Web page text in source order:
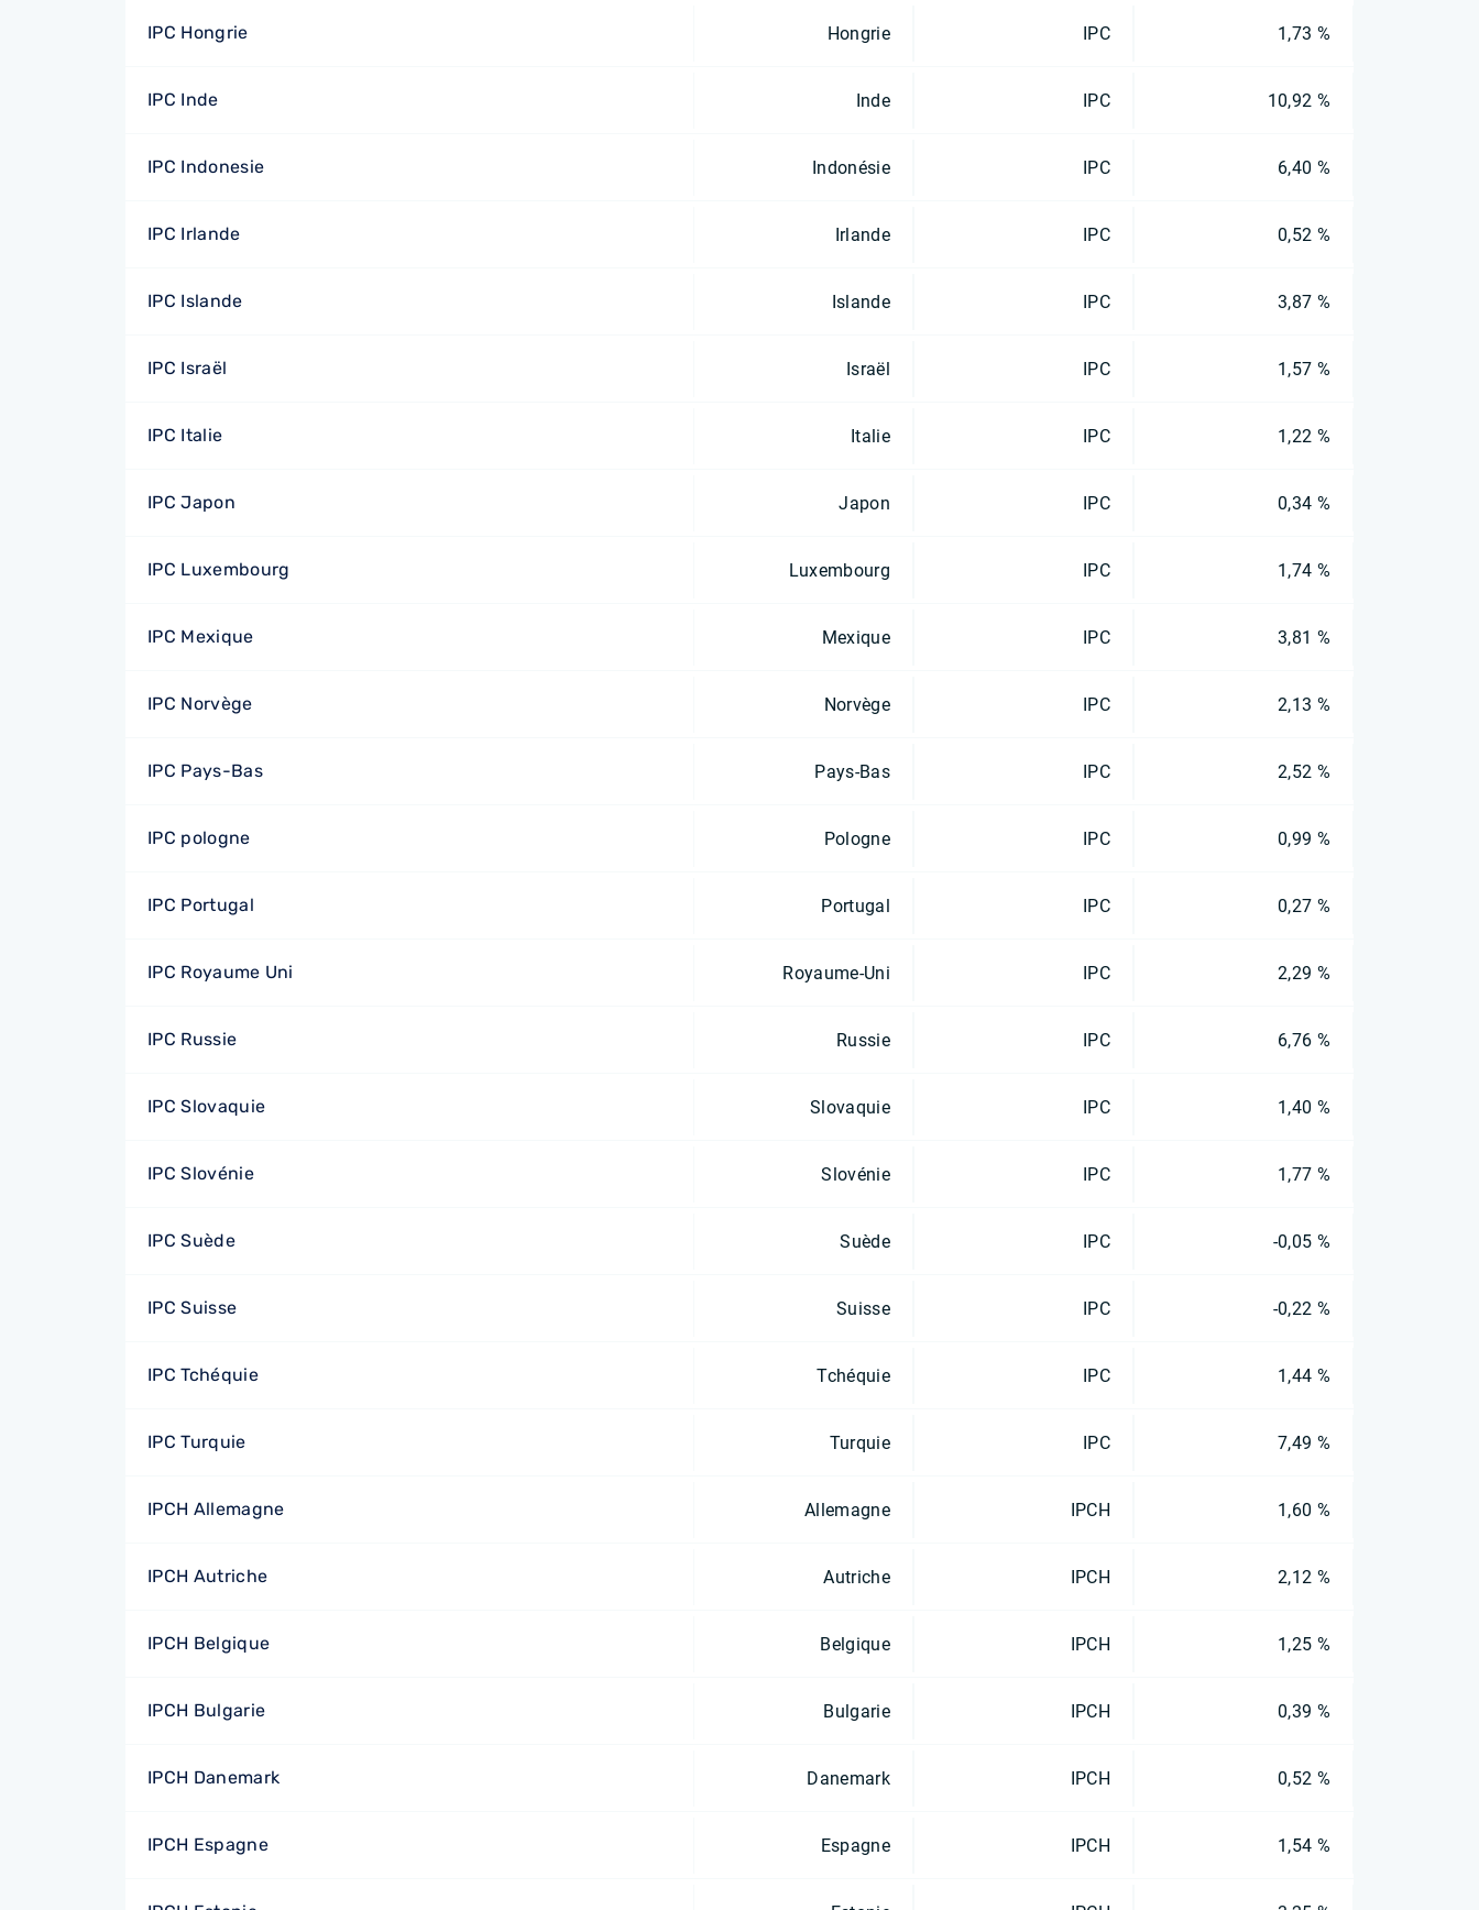
IPC Hongrie Hongrie IPC 1,73 %
IPC Inde Inde IPC 10,92 %
IPC Indonesie Indonésie IPC 6,40 %
IPC Irlande Irlande IPC 0,52 %
IPC Islande Islande IPC 3,87 %
IPC Israël Israël IPC 1,57 %
IPC Italie Italie IPC 1,22 %
IPC Japon Japon IPC 0,34 %
IPC Luxembourg Luxembourg IPC 1,74 %
IPC Mexique Mexique IPC 3,81 %
IPC Norvège Norvège IPC 2,13 %
IPC Pays-Bas Pays-Bas IPC 2,52 %
IPC pologne Pologne IPC 0,99 %
IPC Portugal Portugal IPC 0,27 %
IPC Royaume Uni Royaume-Uni IPC 2,29 %
IPC Russie Russie IPC 6,76 %
IPC Slovaquie Slovaquie IPC 1,40 %
IPC Slovénie Slovénie IPC 1,77 %
IPC Suède Suède IPC -0,05 %
IPC Suisse Suisse IPC -0,22 %
IPC Tchéquie Tchéquie IPC 1,44 %
IPC Turquie Turquie IPC 7,49 %
IPCH Allemagne Allemagne IPCH 1,60 %
IPCH Autriche Autriche IPCH 2,12 %
IPCH Belgique Belgique IPCH 1,25 %
IPCH Bulgarie Bulgarie IPCH 0,39 %
IPCH Danemark Danemark IPCH 0,52 %
IPCH Espagne Espagne IPCH 1,54 %